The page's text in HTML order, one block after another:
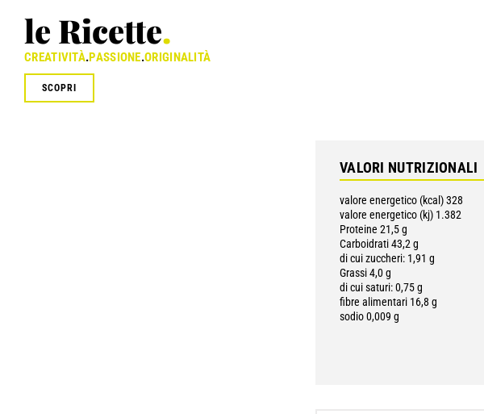
VALORI NUTRIZIONALI
valore energetico (kcal) 328
valore energetico (kj) 1.382
Proteine 21,5 g
Carboidrati 43,2 g
di cui zuccheri: 1,91 g
Grassi 4,0 g
di cui saturi: 0,75 g
fibre alimentari 16,8 g
sodio 0,009 g
le Ricette.
CREATIVITÀ.PASSIONE.ORIGINALITÀ
SCOPRI